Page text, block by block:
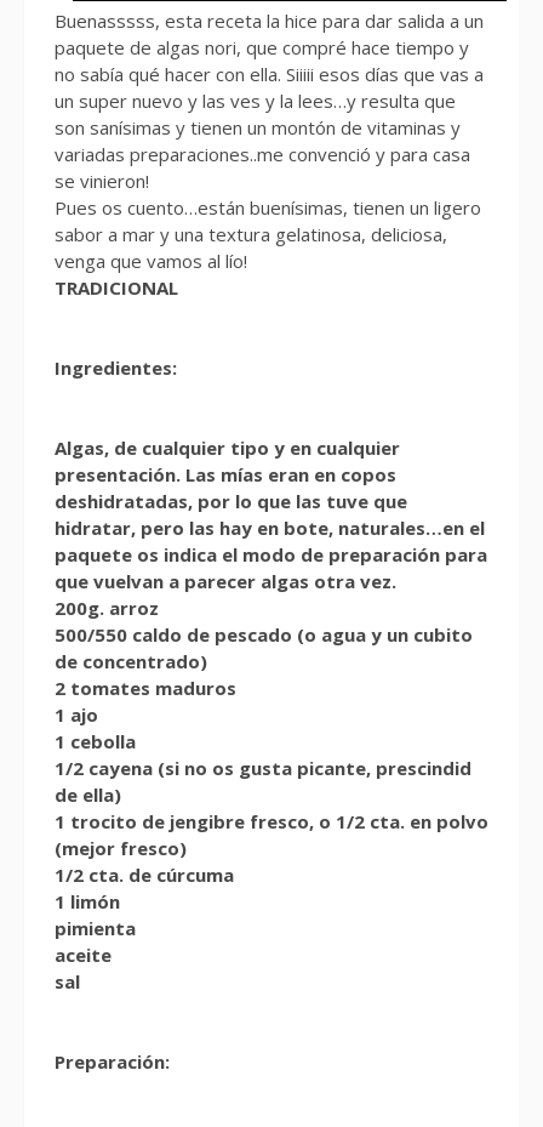
Buenasssss, esta receta la hice para dar salida a un
paquete de algas nori, que compré hace tiempo y
no sabía qué hacer con ella. Siiiii esos días que vas a
un super nuevo y las ves y la lees…y resulta que
son sanísimas y tienen un montón de vitaminas y
variadas preparaciones..me convenció y para casa
se vinieron!
Pues os cuento…están buenísimas, tienen un ligero
sabor a mar y una textura gelatinosa, deliciosa,
venga que vamos al lío!
TRADICIONAL
Ingredientes:
Algas, de cualquier tipo y en cualquier
presentación. Las mías eran en copos
deshidratadas, por lo que las tuve que
hidratar, pero las hay en bote, naturales…en el
paquete os indica el modo de preparación para
que vuelvan a parecer algas otra vez.
200g. arroz
500/550 caldo de pescado (o agua y un cubito
de concentrado)
2 tomates maduros
1 ajo
1 cebolla
1/2 cayena (si no os gusta picante, prescindid
de ella)
1 trocito de jengibre fresco, o 1/2 cta. en polvo
(mejor fresco)
1/2 cta. de cúrcuma
1 limón
pimienta
aceite
sal
Preparación: